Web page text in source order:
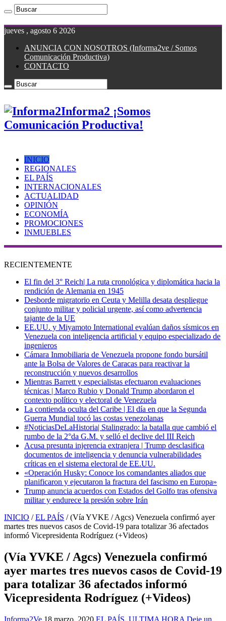
jueves , agosto 6 2026
ANUNCIA CON NOSOTROS (Informa2ve / Somos
Comunicación Productiva)
CONTACTO
Informa2 ¡Somos
Comunicación Productiva!
INICIO
REGIONALES
EL PAÍS
INTERNACIONALES
ACTUALIDAD
OPINIÓN
ECONOMÍA
PROMOCIONES
INMUEBLES
RECIENTEMENTE
El fin del 3° Reich| La ruta cronológica y diplomática hacia la
rendición de Alemania en 1945
Desborde migratorio en Ceuta y Melilla desata despliegue
conjunto militar y policial urgente, así como advertencia
tajante de la UE
EE.UU. y Miyamoto International evalúan daños sísmicos en
Venezuela con inteligencia artificial y equipo especializado de
ingenieros
Cámara Inmobiliaria de Venezuela propone fondo bursátil
ante la Bolsa de Valores de Caracas para reactivar la
reconstrucción y nuevos desarrollos
Mientras Barrett y especialistas efectuaron evaluaciones
técnicas | Marco Rubio y Donald Trump abordaron el
contexto político y electoral de Venezuela
La contienda oculta del Caribe | El día en que la Segunda
Guerra Mundial tocó las costas venezolanas
#NoticiasDeLaHistoria| Stalingrado: la batalla que cambió el
rumbo de la 2°da G.M. y selló el declive del III Reich
Acusa presunta injerencia extranjera | Trump desclasifica
documentos de inteligencia y denuncia vulnerabilidades
críticas en el sistema electoral de EE.UU.
«Operación Husky: Conoce los comandantes aliados que
planificaron y ejecutaron la fractura del fascismo en Europa»
Trump anuncia acuerdos con Estados del Golfo tras ofensiva
militar y endurece la presión sobre Irán
INICIO / EL PAÍS / (Vía YVKE / Agcs) Venezuela confirmó ayer
martes tres nuevos casos de Covid-19 para totalizar 36 afectados
informó Vicepresidenta Rodríguez (+Videos)
(Vía YVKE / Agcs) Venezuela confirmó
ayer martes tres nuevos casos de Covid-19
para totalizar 36 afectados informó
Vicepresidenta Rodríguez (+Videos)
Informa2Ve 18 marzo, 2020 EL PAÍS, ULTIMA HORA Deje un